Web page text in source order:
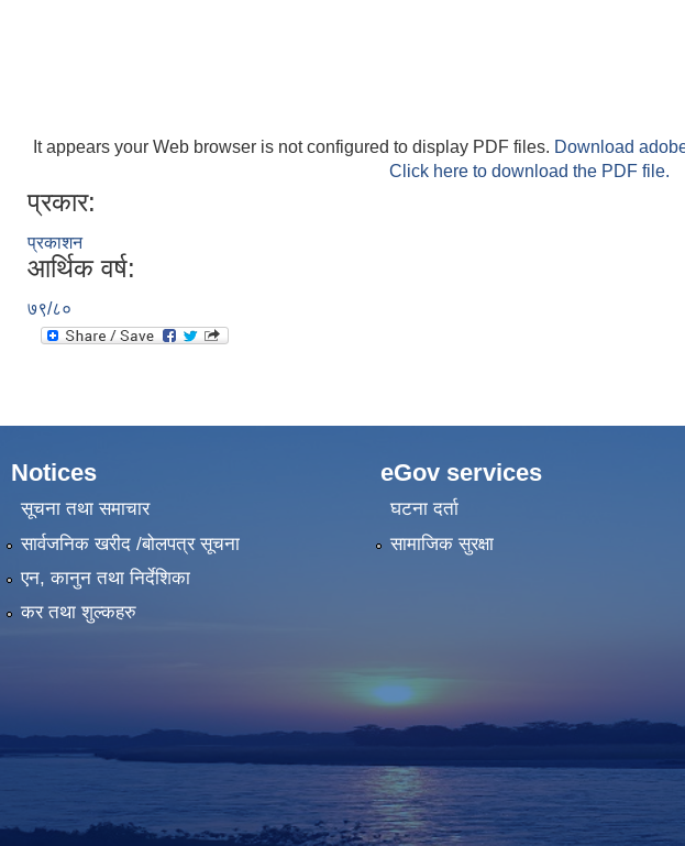
It appears your Web browser is not configured to display PDF files. Download
Click here to download the PDF file.
प्रकार:
प्रकाशन
आर्थिक वर्ष:
७९/८०
Notices
सूचना तथा समाचार
सार्वजनिक खरीद /बोलपत्र सूचना
एन, कानुन तथा निर्देशिका
कर तथा शुल्कहरु
eGov services
घटना दर्ता
सामाजिक सुरक्षा